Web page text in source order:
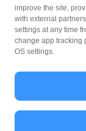
カスタマーハラスメント
improve the site,
with external
settings at any time
change app tracking
OS settings.